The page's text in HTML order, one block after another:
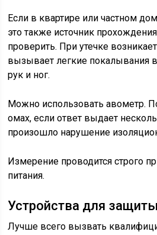
Если в квартире или частном
это также источник прохождения
проверить. При утечке
вызывает легкие покалывания
рук и ног.
Можно использовать авометр.
омах, если ответ выдает
произошло нарушение
Измерение проводится строго
питания.
Устройства для защиты
Лучше всего вызвать